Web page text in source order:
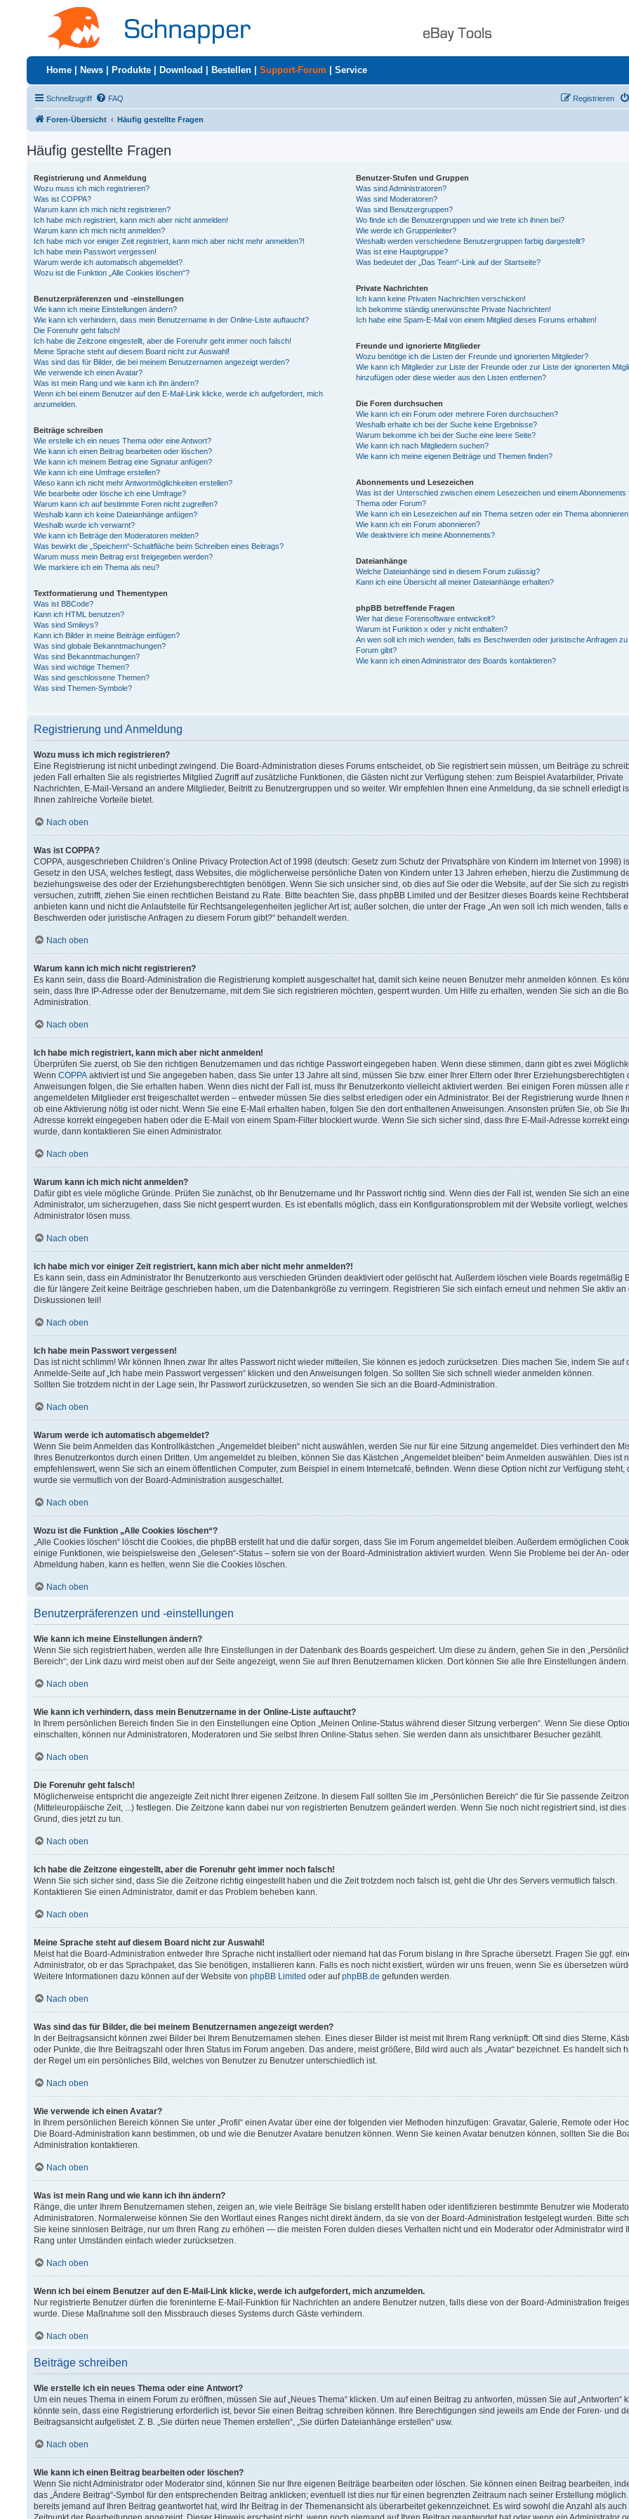
Home News Produkte Download Bestellen Support-Forum Service
Schnellzugriff FAQ Registrieren
Foren-Übersicht Häufig gestellte Fragen
Häufig gestellte Fragen
Registrierung und Anmeldung
Wozu muss ich mich registrieren?
Was ist COPPA?
Warum kann ich mich nicht registrieren?
Ich habe mich registriert, kann mich aber nicht anmelden!
Warum kann ich mich nicht anmelden?
Ich habe mich vor einiger Zeit registriert, kann mich aber nicht mehr anmelden?!
Ich habe mein Passwort vergessen!
Warum werde ich automatisch abgemeldet?
Wozu ist die Funktion „Alle Cookies löschen“?
Benutzerpräferenzen und -einstellungen
Wie kann ich meine Einstellungen ändern?
Wie kann ich verhindern, dass mein Benutzername in der Online-Liste auftaucht?
Die Forenuhr geht falsch!
Ich habe die Zeitzone eingestellt, aber die Forenuhr geht immer noch falsch!
Meine Sprache steht auf diesem Board nicht zur Auswahl!
Was sind das für Bilder, die bei meinem Benutzernamen angezeigt werden?
Wie verwende ich einen Avatar?
Was ist mein Rang und wie kann ich ihn ändern?
Wenn ich bei einem Benutzer auf den E-Mail-Link klicke, werde ich aufgefordert, mich
anzumelden.
Beiträge schreiben
Wie erstelle ich ein neues Thema oder eine Antwort?
Wie kann ich einen Beitrag bearbeiten oder löschen?
Wie kann ich meinem Beitrag eine Signatur anfügen?
Wie kann ich eine Umfrage erstellen?
Wieso kann ich nicht mehr Antwortmöglichkeiten erstellen?
Wie bearbeite oder lösche ich eine Umfrage?
Warum kann ich auf bestimmte Foren nicht zugreifen?
Weshalb kann ich keine Dateianhänge anfügen?
Weshalb wurde ich verwarnt?
Wie kann ich Beiträge den Moderatoren melden?
Was bewirkt die „Speichern“-Schaltfläche beim Schreiben eines Beitrags?
Warum muss mein Beitrag erst freigegeben werden?
Wie markiere ich ein Thema als neu?
Textformatierung und Thementypen
Was ist BBCode?
Kann ich HTML benutzen?
Was sind Smileys?
Kann ich Bilder in meine Beiträge einfügen?
Was sind globale Bekanntmachungen?
Was sind Bekanntmachungen?
Was sind wichtige Themen?
Was sind geschlossene Themen?
Was sind Themen-Symbole?
Benutzer-Stufen und Gruppen
Was sind Administratoren?
Was sind Moderatoren?
Was sind Benutzergruppen?
Wo finde ich die Benutzergruppen und wie trete ich ihnen bei?
Wie werde ich Gruppenleiter?
Weshalb werden verschiedene Benutzergruppen farbig dargestellt?
Was ist eine Hauptgruppe?
Was bedeutet der „Das Team“-Link auf der Startseite?
Private Nachrichten
Ich kann keine Privaten Nachrichten verschicken!
Ich bekomme ständig unerwünschte Private Nachrichten!
Ich habe eine Spam-E-Mail von einem Mitglied dieses Forums erhalten!
Freunde und ignorierte Mitglieder
Wozu benötige ich die Listen der Freunde und ignorierten Mitglieder?
Wie kann ich Mitglieder zur Liste der Freunde oder zur Liste der ignorierten
hinzufügen oder diese wieder aus den Listen entfernen?
Die Foren durchsuchen
Wie kann ich ein Forum oder mehrere Foren durchsuchen?
Weshalb erhalte ich bei der Suche keine Ergebnisse?
Warum bekomme ich bei der Suche eine leere Seite?
Wie kann ich nach Mitgliedern suchen?
Wie kann ich meine eigenen Beiträge und Themen finden?
Abonnements und Lesezeichen
Was ist der Unterschied zwischen einem Lesezeichen und einem Abonnements
Thema oder Forum?
Wie kann ich ein Lesezeichen auf ein Thema setzen oder ein Thema
Wie kann ich ein Forum abonnieren?
Wie deaktiviere ich meine Abonnements?
Dateianhänge
Welche Dateianhänge sind in diesem Forum zulässig?
Kann ich eine Übersicht all meiner Dateianhänge erhalten?
phpBB betreffende Fragen
Wer hat diese Forensoftware entwickelt?
Warum ist Funktion x oder y nicht enthalten?
An wen soll ich mich wenden, falls es Beschwerden oder juristische Anfragen
Forum gibt?
Wie kann ich einen Administrator des Boards kontaktieren?
Registrierung und Anmeldung
Wozu muss ich mich registrieren?
Eine Registrierung ist nicht unbedingt zwingend. Die Board-Administration dieses Forums entscheidet, ob Sie registriert sein müssen, um Beiträge zu
jeden Fall erhalten Sie als registriertes Mitglied Zugriff auf zusätzliche Funktionen, die Gästen nicht zur Verfügung stehen: zum Beispiel Avatarbilder, Private
Nachrichten, E-Mail-Versand an andere Mitglieder, Beitritt zu Benutzergruppen und so weiter. Wir empfehlen Ihnen eine Anmeldung, da sie schnell erledigt
Ihnen zahlreiche Vorteile bietet.
Nach oben
Was ist COPPA?
COPPA, ausgeschrieben Children’s Online Privacy Protection Act of 1998 (deutsch: Gesetz zum Schutz der Privatsphäre von Kindern im Internet von 1998)
Gesetz in den USA, welches festlegt, dass Websites, die möglicherweise persönliche Daten von Kindern unter 13 Jahren erheben, hierzu die Zustimmung
beziehungsweise des oder der Erziehungsberechtigten benötigen. Wenn Sie sich unsicher sind, ob dies auf Sie oder die Website, auf der Sie sich zu
versuchen, zutrifft, ziehen Sie einen rechtlichen Beistand zu Rate. Bitte beachten Sie, dass phpBB Limited und der Besitzer dieses Boards keine
anbieten kann und nicht die Anlaufstelle für Rechtsangelegenheiten jeglicher Art ist; außer solchen, die unter der Frage „An wen soll ich mich wenden, falls
Beschwerden oder juristische Anfragen zu diesem Forum gibt?“ behandelt werden.
Nach oben
Warum kann ich mich nicht registrieren?
Es kann sein, dass die Board-Administration die Registrierung komplett ausgeschaltet hat, damit sich keine neuen Benutzer mehr anmelden können. Es
sein, dass Ihre IP-Adresse oder der Benutzername, mit dem Sie sich registrieren möchten, gesperrt wurden. Um Hilfe zu erhalten, wenden Sie sich an die
Administration.
Nach oben
Ich habe mich registriert, kann mich aber nicht anmelden!
Überprüfen Sie zuerst, ob Sie den richtigen Benutzernamen und das richtige Passwort eingegeben haben. Wenn diese stimmen, dann gibt es zwei
Wenn COPPA aktiviert ist und Sie angegeben haben, dass Sie unter 13 Jahre alt sind, müssen Sie bzw. einer Ihrer Eltern oder Ihrer Erziehungsberechtigten
Anweisungen folgen, die Sie erhalten haben. Wenn dies nicht der Fall ist, muss Ihr Benutzerkonto vielleicht aktiviert werden. Bei einigen Foren müssen alle
angemeldeten Mitglieder erst freigeschaltet werden – entweder müssen Sie dies selbst erledigen oder ein Administrator. Bei der Registrierung wurde Ihnen
ob eine Aktivierung nötig ist oder nicht. Wenn Sie eine E-Mail erhalten haben, folgen Sie den dort enthaltenen Anweisungen. Ansonsten prüfen Sie, ob Sie
Adresse korrekt eingegeben haben oder die E-Mail von einem Spam-Filter blockiert wurde. Wenn Sie sich sicher sind, dass Ihre E-Mail-Adresse korrekt
wurde, dann kontaktieren Sie einen Administrator.
Nach oben
Warum kann ich mich nicht anmelden?
Dafür gibt es viele mögliche Gründe. Prüfen Sie zunächst, ob Ihr Benutzername und Ihr Passwort richtig sind. Wenn dies der Fall ist, wenden Sie sich an
Administrator, um sicherzugehen, dass Sie nicht gesperrt wurden. Es ist ebenfalls möglich, dass ein Konfigurationsproblem mit der Website vorliegt, welches
Administrator lösen muss.
Nach oben
Ich habe mich vor einiger Zeit registriert, kann mich aber nicht mehr anmelden?!
Es kann sein, dass ein Administrator Ihr Benutzerkonto aus verschieden Gründen deaktiviert oder gelöscht hat. Außerdem löschen viele Boards regelmäßig
die für längere Zeit keine Beiträge geschrieben haben, um die Datenbankgröße zu verringern. Registrieren Sie sich einfach erneut und nehmen Sie aktiv an
Diskussionen teil!
Nach oben
Ich habe mein Passwort vergessen!
Das ist nicht schlimm! Wir können Ihnen zwar Ihr altes Passwort nicht wieder mitteilen, Sie können es jedoch zurücksetzen. Dies machen Sie, indem Sie auf
Anmelde-Seite auf „Ich habe mein Passwort vergessen“ klicken und den Anweisungen folgen. So sollten Sie sich schnell wieder anmelden können.
Sollten Sie trotzdem nicht in der Lage sein, Ihr Passwort zurückzusetzen, so wenden Sie sich an die Board-Administration.
Nach oben
Warum werde ich automatisch abgemeldet?
Wenn Sie beim Anmelden das Kontrollkästchen „Angemeldet bleiben“ nicht auswählen, werden Sie nur für eine Sitzung angemeldet. Dies verhindert den
Ihres Benutzerkontos durch einen Dritten. Um angemeldet zu bleiben, können Sie das Kästchen „Angemeldet bleiben“ beim Anmelden auswählen. Dies ist
empfehlenswert, wenn Sie sich an einem öffentlichen Computer, zum Beispiel in einem Internetcafé, befinden. Wenn diese Option nicht zur Verfügung steht,
wurde sie vermutlich von der Board-Administration ausgeschaltet.
Nach oben
Wozu ist die Funktion „Alle Cookies löschen“?
„Alle Cookies löschen“ löscht die Cookies, die phpBB erstellt hat und die dafür sorgen, dass Sie im Forum angemeldet bleiben. Außerdem ermöglichen
einige Funktionen, wie beispielsweise den „Gelesen“-Status – sofern sie von der Board-Administration aktiviert wurden. Wenn Sie Probleme bei der An- oder
Abmeldung haben, kann es helfen, wenn Sie die Cookies löschen.
Nach oben
Benutzerpräferenzen und -einstellungen
Wie kann ich meine Einstellungen ändern?
Wenn Sie sich registriert haben, werden alle Ihre Einstellungen in der Datenbank des Boards gespeichert. Um diese zu ändern, gehen Sie in den
Bereich“; der Link dazu wird meist oben auf der Seite angezeigt, wenn Sie auf Ihren Benutzernamen klicken. Dort können Sie alle Ihre Einstellungen ändern.
Nach oben
Wie kann ich verhindern, dass mein Benutzername in der Online-Liste auftaucht?
In Ihrem persönlichen Bereich finden Sie in den Einstellungen eine Option „Meinen Online-Status während dieser Sitzung verbergen“. Wenn Sie diese
einschalten, können nur Administratoren, Moderatoren und Sie selbst Ihren Online-Status sehen. Sie werden dann als unsichtbarer Besucher gezählt.
Nach oben
Die Forenuhr geht falsch!
Möglicherweise entspricht die angezeigte Zeit nicht Ihrer eigenen Zeitzone. In diesem Fall sollten Sie im „Persönlichen Bereich“ die für Sie passende
(Mitteleuropäische Zeit, ...) festlegen. Die Zeitzone kann dabei nur von registrierten Benutzern geändert werden. Wenn Sie noch nicht registriert sind, ist dies
Grund, dies jetzt zu tun.
Nach oben
Ich habe die Zeitzone eingestellt, aber die Forenuhr geht immer noch falsch!
Wenn Sie sich sicher sind, dass Sie die Zeitzone richtig eingestellt haben und die Zeit trotzdem noch falsch ist, geht die Uhr des Servers vermutlich falsch.
Kontaktieren Sie einen Administrator, damit er das Problem beheben kann.
Nach oben
Meine Sprache steht auf diesem Board nicht zur Auswahl!
Meist hat die Board-Administration entweder Ihre Sprache nicht installiert oder niemand hat das Forum bislang in Ihre Sprache übersetzt. Fragen Sie ggf.
Administrator, ob er das Sprachpaket, das Sie benötigen, installieren kann. Falls es noch nicht existiert, würden wir uns freuen, wenn Sie es übersetzen
Weitere Informationen dazu können auf der Website von phpBB Limited oder aufphpBB.de gefunden werden.
Nach oben
Was sind das für Bilder, die bei meinem Benutzernamen angezeigt werden?
In der Beitragsansicht können zwei Bilder bei Ihrem Benutzernamen stehen. Eines dieser Bilder ist meist mit Ihrem Rang verknüpft: Oft sind dies Sterne,
oder Punkte, die Ihre Beitragszahl oder Ihren Status im Forum angeben. Das andere, meist größere, Bild wird auch als „Avatar“ bezeichnet. Es handelt sich
der Regel um ein persönliches Bild, welches von Benutzer zu Benutzer unterschiedlich ist.
Nach oben
Wie verwende ich einen Avatar?
In Ihrem persönlichen Bereich können Sie unter „Profil“ einen Avatar über eine der folgenden vier Methoden hinzufügen: Gravatar, Galerie, Remote oder
Die Board-Administration kann bestimmen, ob und wie die Benutzer Avatare benutzen können. Wenn Sie keinen Avatar benutzen können, sollten Sie die
Administration kontaktieren.
Nach oben
Was ist mein Rang und wie kann ich ihn ändern?
Ränge, die unter Ihrem Benutzernamen stehen, zeigen an, wie viele Beiträge Sie bislang erstellt haben oder identifizieren bestimmte Benutzer wie
Administratoren. Normalerweise können Sie den Wortlaut eines Ranges nicht direkt ändern, da sie von der Board-Administration festgelegt wurden. Bitte
Sie keine sinnlosen Beiträge, nur um Ihren Rang zu erhöhen — die meisten Foren dulden dieses Verhalten nicht und ein Moderator oder Administrator wird
Rang unter Umständen einfach wieder zurücksetzen.
Nach oben
Wenn ich bei einem Benutzer auf den E-Mail-Link klicke, werde ich aufgefordert, mich anzumelden.
Nur registrierte Benutzer dürfen die foreninterne E-Mail-Funktion für Nachrichten an andere Benutzer nutzen, falls diese von der Board-Administration
wurde. Diese Maßnahme soll den Missbrauch dieses Systems durch Gäste verhindern.
Nach oben
Beiträge schreiben
Wie erstelle ich ein neues Thema oder eine Antwort?
Um ein neues Thema in einem Forum zu eröffnen, müssen Sie auf „Neues Thema“ klicken. Um auf einen Beitrag zu antworten, müssen Sie auf „Antworten“
könnte sein, dass eine Registrierung erforderlich ist, bevor Sie einen Beitrag schreiben können. Ihre Berechtigungen sind jeweils am Ende der Foren- und
Beitragsansicht aufgelistet. Z. B. „Sie dürfen neue Themen erstellen“, „Sie dürfen Dateianhänge erstellen“ usw.
Nach oben
Wie kann ich einen Beitrag bearbeiten oder löschen?
Wenn Sie nicht Administrator oder Moderator sind, können Sie nur Ihre eigenen Beiträge bearbeiten oder löschen. Sie können einen Beitrag bearbeiten,
das „Ändere Beitrag“-Symbol für den entsprechenden Beitrag anklicken; eventuell ist dies nur für einen begrenzten Zeitraum nach seiner Erstellung
bereits jemand auf Ihren Beitrag geantwortet hat, wird Ihr Beitrag in der Themenansicht als überarbeitet gekennzeichnet. Es wird sowohl die Anzahl als auch